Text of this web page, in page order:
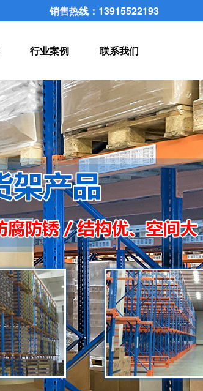
销售热线：13915522193
行业案例 联系我们